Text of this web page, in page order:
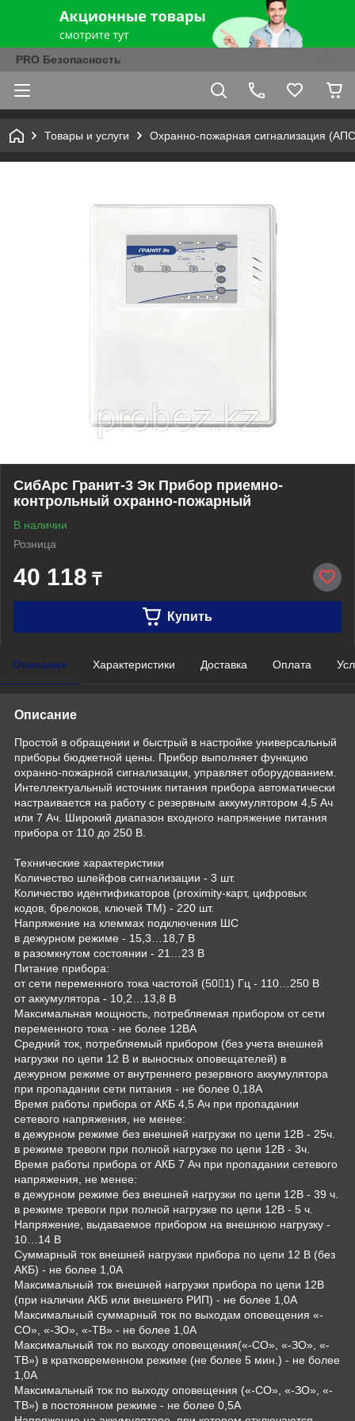
PRO Безопасность
Товары и услуги Охранно-пожарная сигнализация
СибАрс Гранит-3 Эк Прибор приемно-
контрольный охранно-пожарный
В наличии
Розница
40 118 ₸
Купить
Описание Характеристики Доставка Оплата
Описание
Простой в обращении и быстрый в настройке универсальный
приборы бюджетной цены. Прибор выполняет функцию
охранно-пожарной сигнализации, управляет оборудованием.
Интеллектуальный источник питания прибора автоматически
настраивается на работу с резервным аккумулятором 4,5 Ач
или 7 Ач. Широкий диапазон входного напряжение питания
прибора от 110 до 250 В.
Технические характеристики
Количество шлейфов сигнализации - 3 шт.
Количество идентификаторов (proximity-карт, цифровых
кодов, брелоков, ключей ТМ) - 220 шт.
Напряжение на клеммах подключения ШС
в дежурном режиме - 15,3…18,7 В
в разомкнутом состоянии - 21…23 В
Питание прибора:
от сети переменного тока частотой (501) Гц - 110…250 В
от аккумулятора - 10,2…13,8 В
Максимальная мощность, потребляемая прибором от сети
переменного тока - не более 12ВА
Средний ток, потребляемый прибором (без учета внешней
нагрузки по цепи 12 В и выносных оповещателей) в
дежурном режиме от внутреннего резервного аккумулятора
при пропадании сети питания - не более 0,18А
Время работы прибора от АКБ 4,5 Ач при пропадании
сетевого напряжения, не менее:
в дежурном режиме без внешней нагрузки по цепи 12В - 25ч.
в режиме тревоги при полной нагрузке по цепи 12В - 3ч.
Время работы прибора от АКБ 7 Ач при пропадании сетевого
напряжения, не менее:
в дежурном режиме без внешней нагрузки по цепи 12В - 39 ч.
в режиме тревоги при полной нагрузке по цепи 12В - 5 ч.
Напряжение, выдаваемое прибором на внешнюю нагрузку -
10…14 В
Суммарный ток внешней нагрузки прибора по цепи 12 В (без
АКБ) - не более 1,0А
Максимальный ток внешней нагрузки прибора по цепи 12В
(при наличии АКБ или внешнего РИП) - не более 1,0А
Максимальный суммарный ток по выходам оповещения «-
СО», «-ЗО», «-ТВ» - не более 1,0А
Максимальный ток по выходу оповещения(«-СО», «-ЗО», «-
ТВ») в кратковременном режиме (не более 5 мин.) - не более
1,0А
Максимальный ток по выходу оповещения («-СО», «-ЗО», «-
ТВ») в постоянном режиме - не более 0,5А